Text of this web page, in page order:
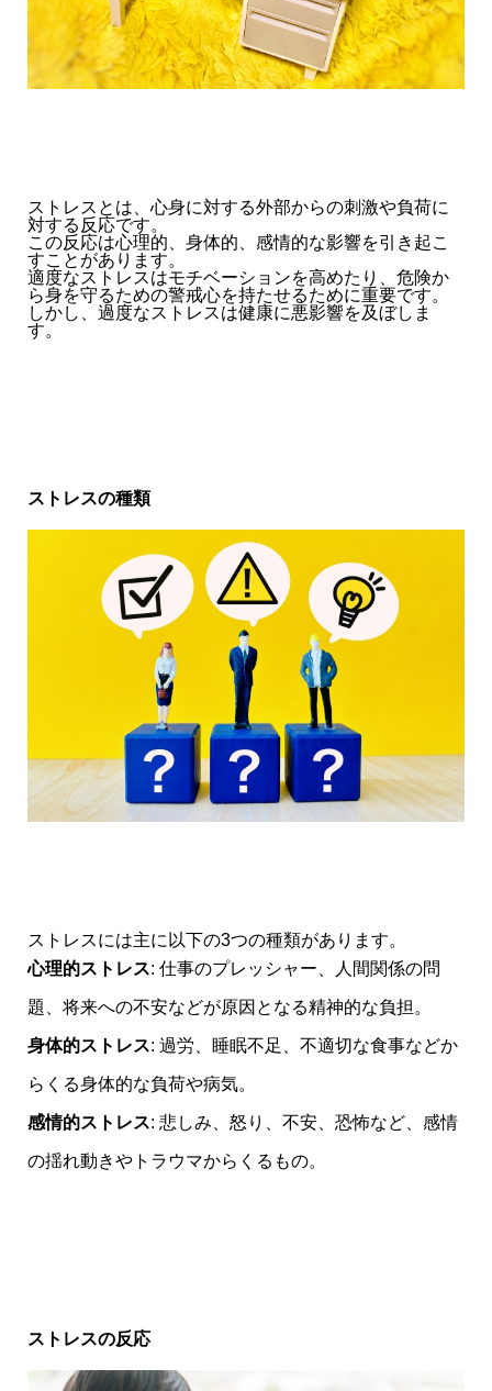
ストレスとは、心身に対する外部からの刺激や負荷に
対する反応です。
この反応は心理的、身体的、感情的な影響を引き起こ
すことがあります。
適度なストレスはモチベーションを高めたり、危険か
ら身を守るための警戒心を持たせるために重要です。
しかし、過度なストレスは健康に悪影響を及ぼしま
す。
ストレスの種類
ストレスには主に以下の3つの種類があります。
心理的ストレス: 仕事のプレッシャー、人間関係の問
題、将来への不安などが原因となる精神的な負担。
身体的ストレス: 過労、睡眠不足、不適切な食事などか
らくる身体的な負荷や病気。
感情的ストレス: 悲しみ、怒り、不安、恐怖など、感情
の揺れ動きやトラウマからくるもの。
ストレスの反応